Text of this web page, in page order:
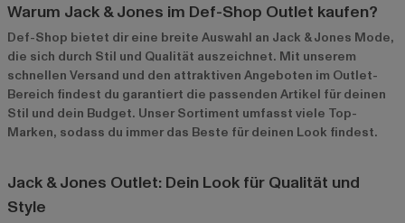
Warum Jack & Jones im Def-Shop Outlet kaufen?
Def-Shop bietet dir eine breite Auswahl an Jack & Jones Mode,
die sich durch Stil und Qualität auszeichnet. Mit unserem
schnellen Versand und den attraktiven Angeboten im Outlet-
Bereich findest du garantiert die passenden Artikel für deinen
Stil und dein Budget. Unser Sortiment umfasst viele Top-
Marken, sodass du immer das Beste für deinen Look findest.
Jack & Jones Outlet: Dein Look für Qualität und
Style